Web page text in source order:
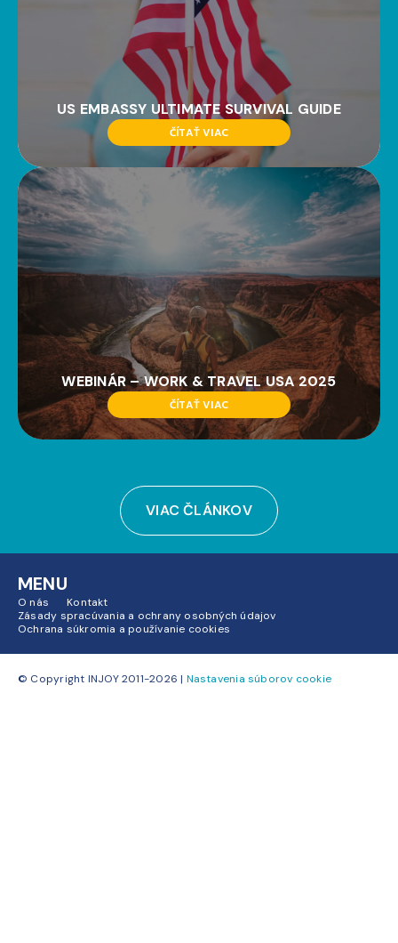
US EMBASSY ULTIMATE SURVIVAL GUIDE
ČÍTAŤ VIAC
WEBINÁR – WORK & TRAVEL USA 2025
ČÍTAŤ VIAC
VIAC ČLÁNKOV
MENU
O nás
Kontakt
Zásady spracúvania a ochrany osobných údajov
Ochrana súkromia a používanie cookies
© Copyright INJOY 2011-2026 | Nastavenia súborov cookie